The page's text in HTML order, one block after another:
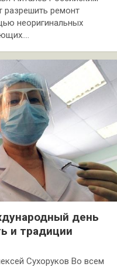
разрешить ремонт
неоригинальных
день
и традиции
Сухоруков Во всем